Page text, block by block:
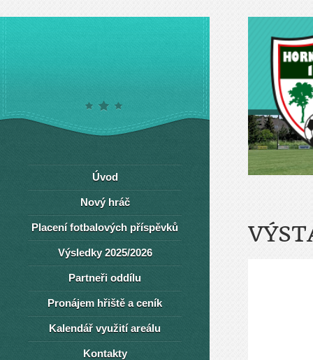
Úvod
Nový hráč
Placení fotbalových příspěvků
Výsledky 2025/2026
Partneři oddílu
Pronájem hřiště a ceník
Kalendář využití areálu
Kontakty